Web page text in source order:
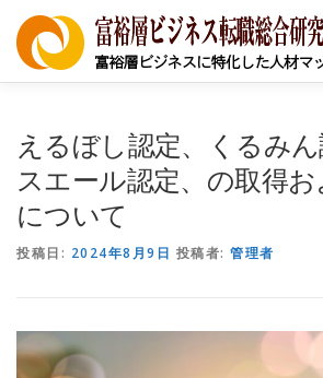
キャリア支援
個人向け情報 富裕層ビジ
えるぼし認定、くるみ
スエール認定、の取得
について
投稿日: 2024年8月9日 投稿者: 管理者